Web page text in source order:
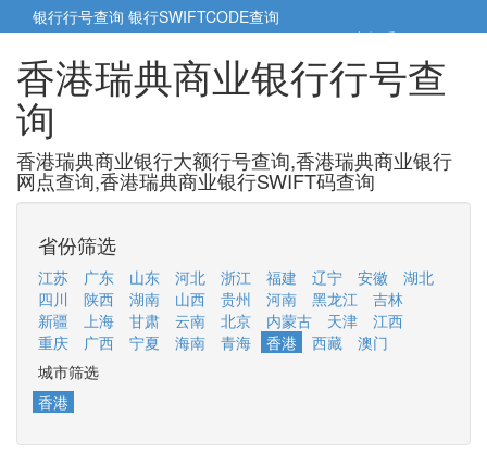
银行行号查询 银行SWIFTCODE查询
5cm小帮手5cm.cn
香港瑞典商业银行行号查
询
香港瑞典商业银行大额行号查询,香港瑞典商业银行
网点查询,香港瑞典商业银行SWIFT码查询
省份筛选
江苏 广东 山东 河北 浙江 福建 辽宁 安徽
湖北
四川
陕西 湖南 山西 贵州 河南 黑龙江
吉林
新疆
上海 甘肃 云南 北京 内蒙古 天津
江西
重庆
广西 宁夏 海南 青海 香港 西藏
澳门
城市筛选
香港